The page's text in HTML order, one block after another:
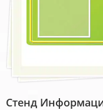
Стенд